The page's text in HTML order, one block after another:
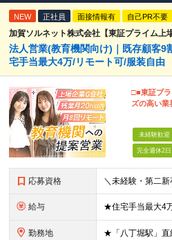
NEW 正社員 面接情報有 自己PR不要
加賀ソルネット株式会社【東証プライム上
法人営業(教育機関向け)｜既存顧客
宅手当最大4万/リモート可/服装自由
□■東証プ
ズの高い業
未経験歓迎
完全週休2日
応募資格
給与
勤務地